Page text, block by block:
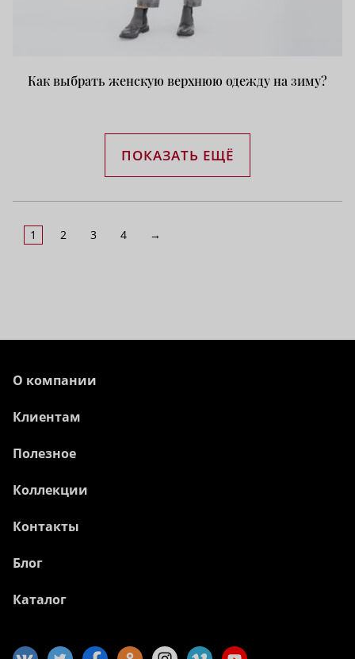
Как выбрать женскую верхнюю одежду на зиму?
ПОКАЗАТЬ ЕЩЁ
1 2 3 4 →
О компании
Клиентам
Полезное
Коллекции
Контакты
Блог
Каталог